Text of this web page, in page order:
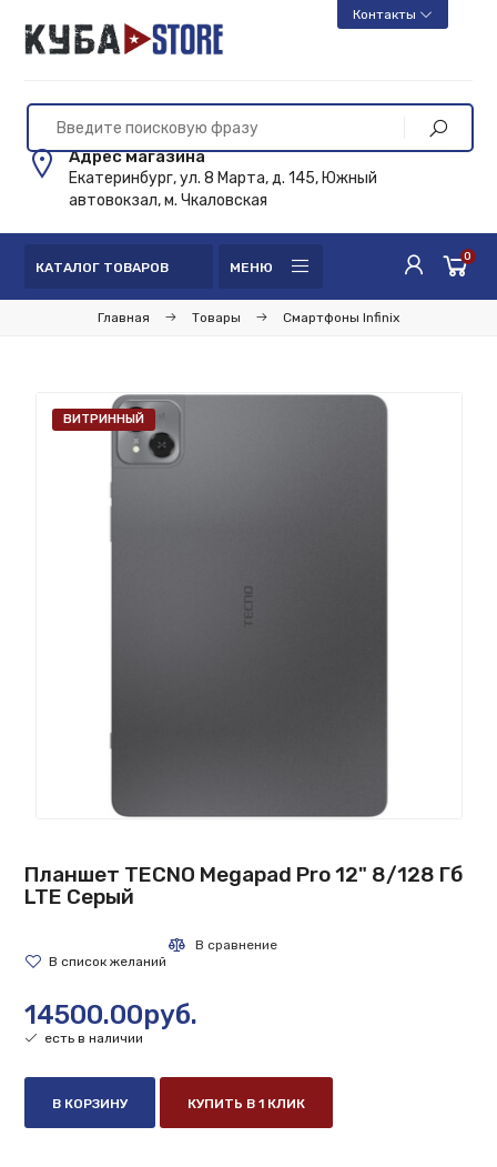
Контакты
Адрес магазина
Екатеринбург, ул. 8 Марта, д. 145, Южный
автовокзал, м. Чкаловская
КАТАЛОГ ТОВАРОВ МЕНЮ
0
Главная Товары Смартфоны Infinix
ВИТРИННЫЙ
Планшет TECNO Megapad Pro 12" 8/128 Гб
LTE Серый
14500.00руб.
есть в наличии
В КОРЗИНУ КУПИТЬ В 1 КЛИК